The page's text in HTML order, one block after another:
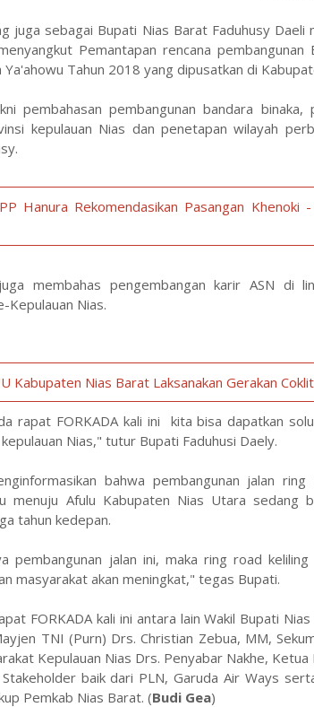
juga sebagai Bupati Nias Barat Faduhusy
Pemantapan rencana pembangunan
Ya'ahowu Tahun 2018 yang dipusatkan di
pembahasan pembangunan bandara
kepulauan Nias dan penetapan wilayah
Hanura Rekomendasikan Pasangan Khenoki
membahas pengembangan karir ASN di
Kepulauan Nias.
Kabupaten Nias Barat Laksanakan Gerakan
rapat FORKADA kali ini kita bisa dapatkan
Nias," tutur Bupati Faduhusi Daely.
bahwa pembangunan jalan
menuju Afulu Kabupaten Nias Utara sedang
tahun kedepan.
pembangunan jalan ini, maka ring road
masyarakat akan meningkat," tegas Bupati.
FORKADA kali ini antara lain Wakil Bupati
TNI (Purn) Drs. Christian Zebua, MM,
Kepulauan Nias Drs. Penyabar Nakhe,
baik dari PLN, Garuda Air Ways
Pemkab Nias Barat. (Budi Gea)